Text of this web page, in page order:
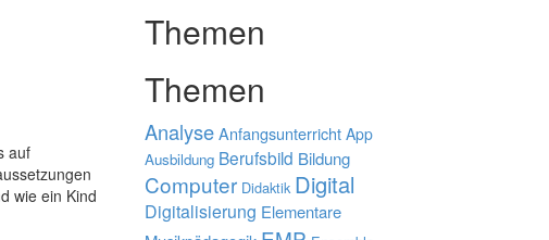
auf
wie ein Kind
Themen
Themen
AnalyseAnfangsunterricht App
Ausbildung Berufsbild Bildung
Computer Didaktik Digital
Digitalisierung Elementare